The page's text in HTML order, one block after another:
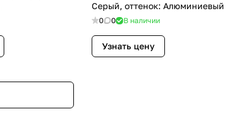
Серый, оттенок: Алюминиевый
0 0 В наличии
Узнать цену